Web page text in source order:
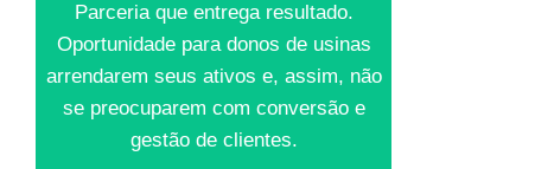
Parceria que entrega resultado.
Oportunidade para donos de usinas
arrendarem seus ativos e, assim, não
se preocuparem com conversão e
gestão de clientes.